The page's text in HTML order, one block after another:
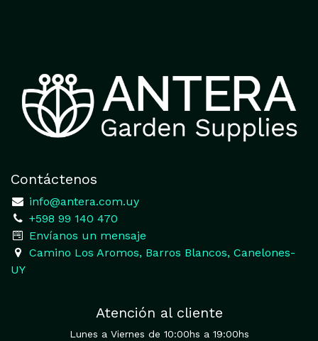
Contáctenos
info@antera.com.uy
+598 99 140 470
​Envíanos un mensaje
​Camino Los Aromos, Barros Blancos, Canelones-
UY
Atención al cliente
Lunes a Viernes de 10:00hs a 19:00hs